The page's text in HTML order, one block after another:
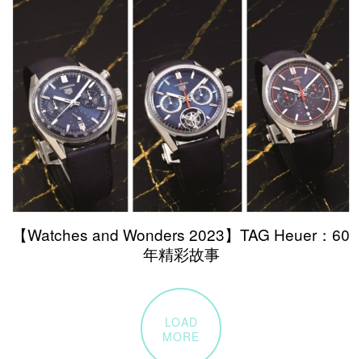
【Watches and Wonders 2023】TAG Heuer：60
年精彩故事
LOAD
MORE